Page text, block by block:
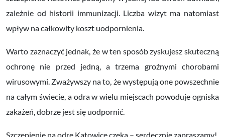
zależnie od historii immunizacji. Liczba wizyt ma natomiast
wpływ na całkowity koszt uodpornienia.
Warto zaznaczyć jednak, że w ten sposób zyskujesz skuteczną
ochronę nie przed jedną, a trzema groźnymi chorobami
wirusowymi. Zważywszy na to, że występują one powszechnie
na całym świecie, a odra w wielu miejscach powoduje ogniska
zakażeń, dobrze jest się uodpornić.
Szczepienie na odrę Katowice czeka – serdecznie zapraszamy!